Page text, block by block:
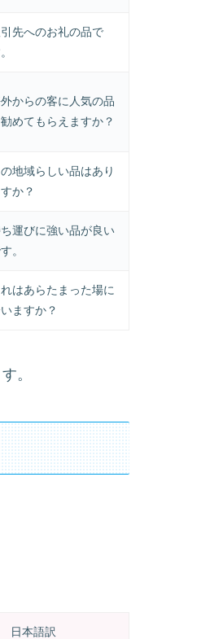
先へのお礼の品で
からの客に人気の品
めてもらえますか？
の地域らしい品はあり
か？
運びに強い品が良い
。
れはあらたまった場に
ますか？
。
日本語訳